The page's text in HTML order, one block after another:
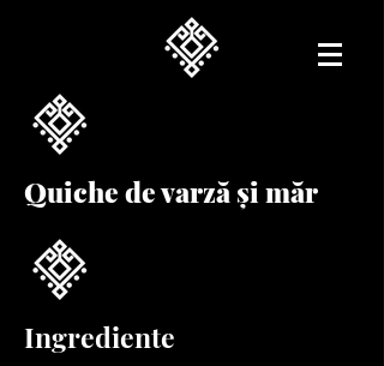
Ingrediente
Quiche de varză și măr